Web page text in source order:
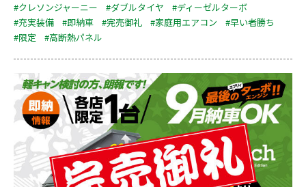
#クレソンジャーニー
#ダブルタイヤ
#ディーゼルターボ
#充実装備
#即納車 #完売御礼 #家庭用エアコン
#早い者勝ち
#限定
#高断熱パネル